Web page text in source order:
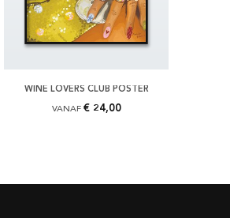
WINE LOVERS CLUB POSTER
VANAF € 24,00